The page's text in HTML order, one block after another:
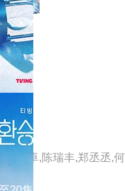
至47集
密
,阳兵卓,陈瑞丰,郑丞丞,